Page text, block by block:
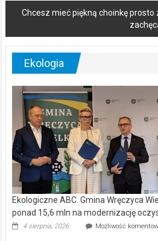
Chcesz mieć piękną choinkę prosto
Ekologia
Ekologiczne ABC. Gmina Wręczyca
ponad 15,6 mln na modernizację
4 sierpnia, 2026 Możliwość